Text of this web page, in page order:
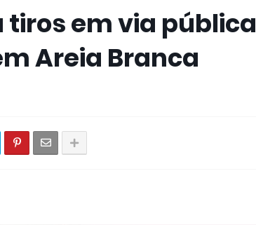
tiros em via pública
Areia Branca